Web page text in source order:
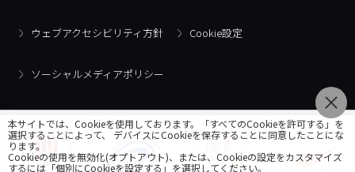
ウェブアクセシビリティ方針 Cookie設定
ソーシャルメディアポリシー
本サイトでは、Cookieを使用しております。「すべてのCookieを許可する」を
選択することによって、 デバイスにCookieを保存することに同意したことにな
ります。
Cookieの使用を無効化(オプトアウト)、または、Cookieの設定をカスタマイズ
するには「個別にCookieを設定する」を選択してください。